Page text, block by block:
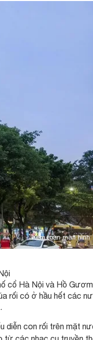
Xem toàn màn hình
cổ Hà Nội và Hồ
rối có ở hầu hết các
diễn con rối trên mặt